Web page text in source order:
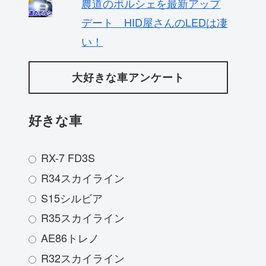
デート HID屋さんのLEDは凄
い！
大好きな車アンケート
好きな車
RX-7 FD3S
R34スカイライン
S15シルビア
R35スカイライン
AE86トレノ
R32スカイライン